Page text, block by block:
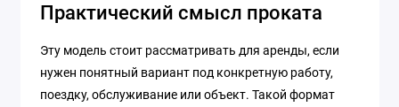
Практический смысл проката
Эту модель стоит рассматривать для аренды, если
нужен понятный вариант под конкретную работу,
поездку, обслуживание или объект. Такой формат